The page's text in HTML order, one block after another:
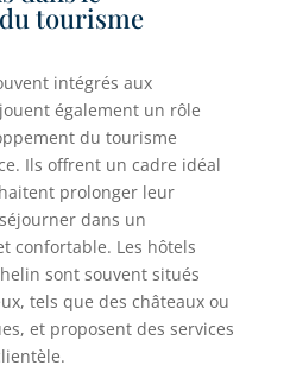
tourisme
intégrés aux
également un rôle
du tourisme
Ils offrent un cadre idéal
prolonger leur
dans un
confortable. Les hôtels
sont souvent situés
tels que des châteaux ou
et proposent des services